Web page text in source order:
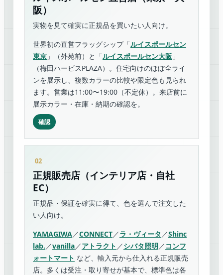
阪）
実物を見て確実に正規品を買いたい人向け。
世界初の直営フラッグシップ「ルイスポールセン
東京 」（外苑前）と「ルイスポールセン大阪 」
（梅田ハービスPLAZA）。住宅向けのほぼ全ライ
ンを展示し、複数カラーの比較や限定色も見られ
ます。営業は11:00〜19:00（不定休）。来店前に
展示カラー・在庫・納期の確認を。
確認
正規販売店（インテリア店・自社
EC）
正規品・保証を確実に得て、色を選んで注文した
い人向け。
YAMAGIWA／CONNECT／ラ・ヴィータ ／Shinc
lab. ／vanilla／アトラクト ／シバタ照明／ コンフ
ォートマート など、輸入元から仕入れる正規販売
店。多くは受注・取り寄せが基本で、標準色は各